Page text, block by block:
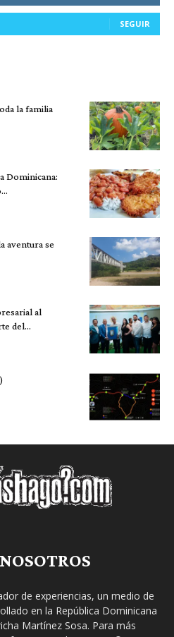
SEGUIR
la familia
Dominicana:
aventura se
al
del...
de experiencias, un medio de
en la República Dominicana
Martínez Sosa. Para más